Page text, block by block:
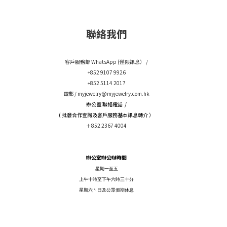
聯絡我們
客戶服務部 WhatsApp (僅限訊息） /
+852 9107 9926
+852 5114 2017
電郵 / myjewelry@myjewelry.com.hk
辦公室 聯絡電話 /
( 批發合作查詢及客戶服務基本訊息轉介 ）
＋852 2367 4004
辦公室辦公辦時間
星期一至五
上午十時至下午六時三十分
星期六丶日及公眾假期休息